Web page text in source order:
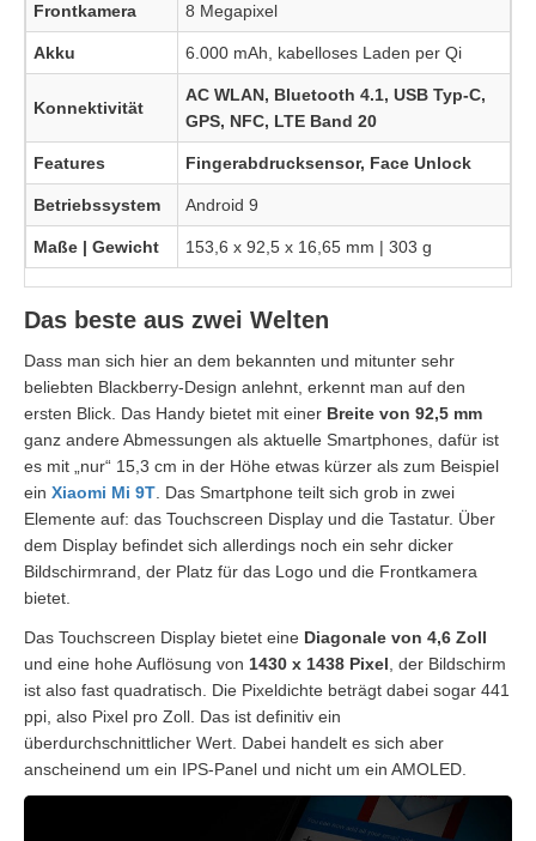
Frontkamera 8 Megapixel
Akku 6.000 mAh, kabelloses Laden per Qi
Konnektivität
AC WLAN, Bluetooth 4.1, USB Typ-C,
GPS, NFC, LTE Band 20
Features Fingerabdrucksensor, Face Unlock
Betriebssystem Android 9
Maße | Gewicht 153,6 x 92,5 x 16,65 mm | 303 g
Das beste aus zwei Welten
Dass man sich hier an dem bekannten und mitunter sehr
beliebten Blackberry-Design anlehnt, erkennt man auf den
ersten Blick. Das Handy bietet mit einer Breite von 92,5 mm
ganz andere Abmessungen als aktuelle Smartphones, dafür ist
es mit „nur“ 15,3 cm in der Höhe etwas kürzer als zum Beispiel
ein Xiaomi Mi 9T . Das Smartphone teilt sich grob in zwei
Elemente auf: das Touchscreen Display und die Tastatur. Über
dem Display befindet sich allerdings noch ein sehr dicker
Bildschirmrand, der Platz für das Logo und die Frontkamera
bietet.
Das Touchscreen Display bietet eine Diagonale von 4,6 Zoll
und eine hohe Auflösung von 1430 x 1438 Pixel , der Bildschirm
ist also fast quadratisch. Die Pixeldichte beträgt dabei sogar 441
ppi, also Pixel pro Zoll. Das ist definitiv ein
überdurchschnittlicher Wert. Dabei handelt es sich aber
anscheinend um ein IPS-Panel und nicht um ein AMOLED.